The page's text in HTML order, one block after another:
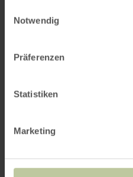
Notwendig
Präferenzen
Statistiken
Marketing